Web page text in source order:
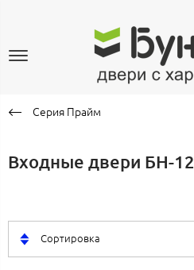
Серия Прайм
Входные двери БН-12
Сортировка